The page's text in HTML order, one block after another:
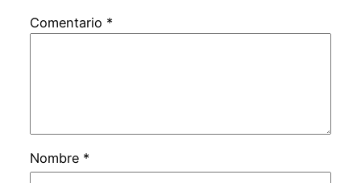
Comentario *
Nombre *